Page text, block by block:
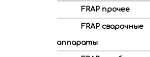
FRAP прочее
FRAP сварочные
аппараты